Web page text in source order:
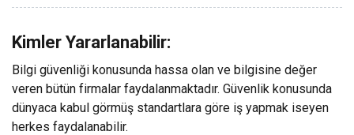
Kimler Yararlanabilir:
Bilgi güvenliği konusunda hassa olan ve bilgisine değer
veren bütün firmalar faydalanmaktadır. Güvenlik konusunda
dünyaca kabul görmüş standartlara göre iş yapmak iseyen
herkes faydalanabilir.